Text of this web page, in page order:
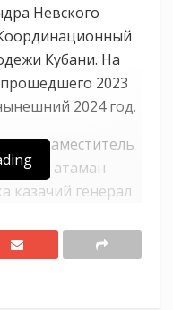
Невского
Кубани. На
2023
2024 год.
заместитель
края, атаман
казачий генерал
председатель
Владислав